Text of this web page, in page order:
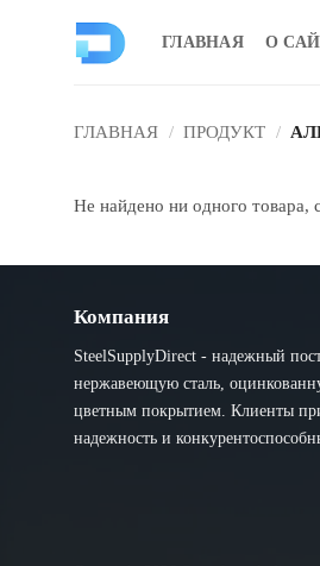
содержанию
ГЛАВНАЯ О
ГЛАВНАЯ / ПРОДУКТ /
Не найдено ни одного товара,
Компания
SteelSupplyDirect - надежный
нержавеющую сталь,
цветным покрытием. Клиенты
надежность и